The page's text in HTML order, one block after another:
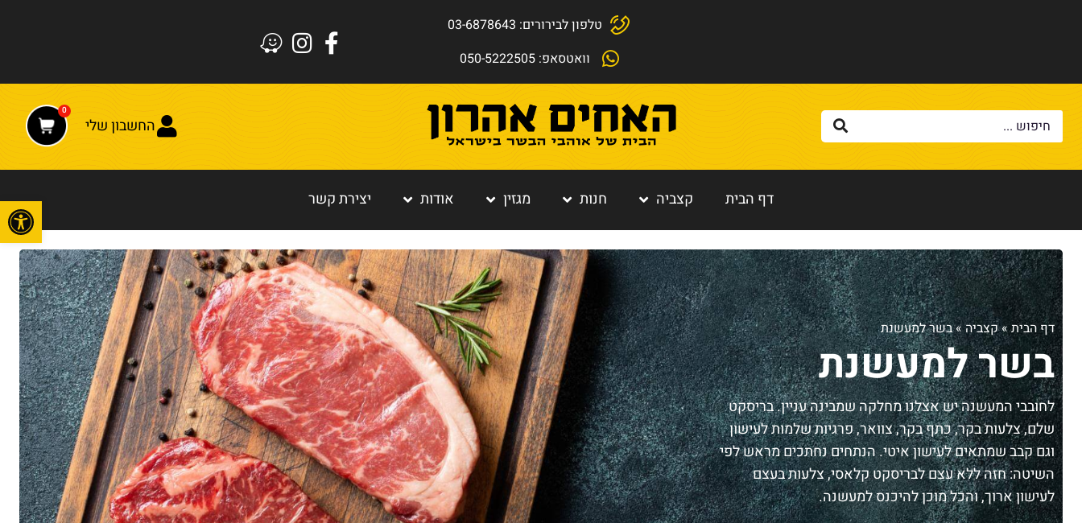
טלפון לבירורים: 03-6878643
וואטסאפ: 050-5222505
החשבון שלי
0
דף הבית קצביה חנות מגזין אודות יצירת קשר
דף הבית»קצביה»בשר למעשנת
בשר למעשנת
לחובבי המעשנה יש אצלנו מחלקה שמבינה עניין. בריסקט
שלם, צלעות בקר, כתף בקר, צוואר, פרגיות שלמות לעישון
וגם קבב שמתאים לעישון איטי. הנתחים נחתכים מראש לפי
השיטה: חזה ללא עצם לבריסקט קלאסי, צלעות בעצם
לעישון ארוך, והכל מוכן להיכנס למעשנה.